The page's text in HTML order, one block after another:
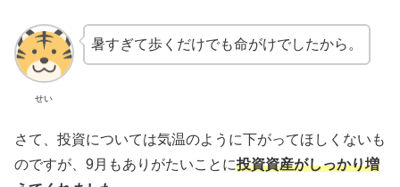
せい
暑すぎて歩くだけでも命がけでしたから。
さて、投資については気温のように下がってほしくないも
のですが、9月もありがたいことに投資資産がしっかり増